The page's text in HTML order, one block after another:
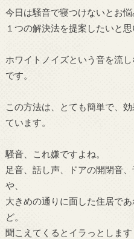
今日は騒音で寝つけないとお悩
１つの解決法を提案したいと思
ホワイトノイズという音を流
です。
この方法は、とても簡単で、
ています。
騒音、これ嫌ですよね。
足音、話し声、ドアの開閉音
や、
大きめの通りに面した住居で
ど。
聞こえてくるとイラっとします